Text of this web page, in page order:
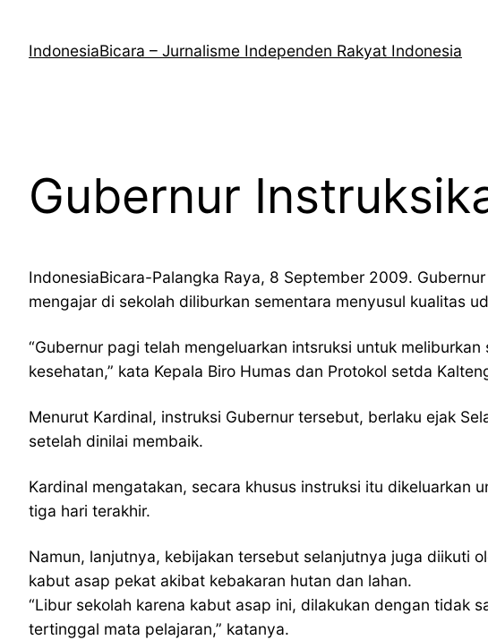
kontenIndonesiaBicara – Jurnalisme Independen Rakyat Indonesia
Gubernur
IndonesiaBicara-Palangka Raya, 8 September 2009.
mengajar di sekolah diliburkan sementara menyusul kualitas
“Gubernur pagi telah mengeluarkan intsruksi untuk
kesehatan,” kata Kepala Biro Humas dan Protokol setda
Menurut Kardinal, instruksi Gubernur tersebut, berlaku ejak
setelah dinilai membaik.
Kardinal mengatakan, secara khusus instruksi itu dikeluarkan
tiga hari terakhir.
Namun, lanjutnya, kebijakan tersebut selanjutnya juga diikuti
kabut asap pekat akibat kebakaran hutan dan lahan.
“Libur sekolah karena kabut asap ini, dilakukan dengan tidak
tertinggal mata pelajaran,” katanya.